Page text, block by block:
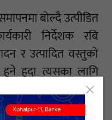
बोल्दै उत्पीडित
निर्देशक रबि
र उत्पादित वस्तुको
हुदा त्यसका लागि
संचालनकहरुलाई टेवा